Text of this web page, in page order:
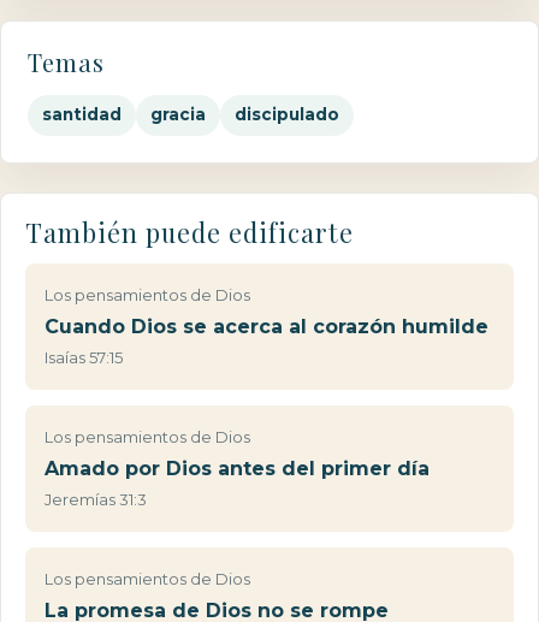
Temas
santidad gracia discipulado
También puede edificarte
Los pensamientos de Dios
Cuando Dios se acerca al corazón humilde
Isaías 57:15
Los pensamientos de Dios
Amado por Dios antes del primer día
Jeremías 31:3
Los pensamientos de Dios
La promesa de Dios no se rompe